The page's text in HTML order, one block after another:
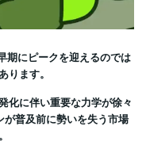
期にピークを迎えるのでは
ります。
化に伴い重要な力学が徐々
普及前に勢いを失う市場